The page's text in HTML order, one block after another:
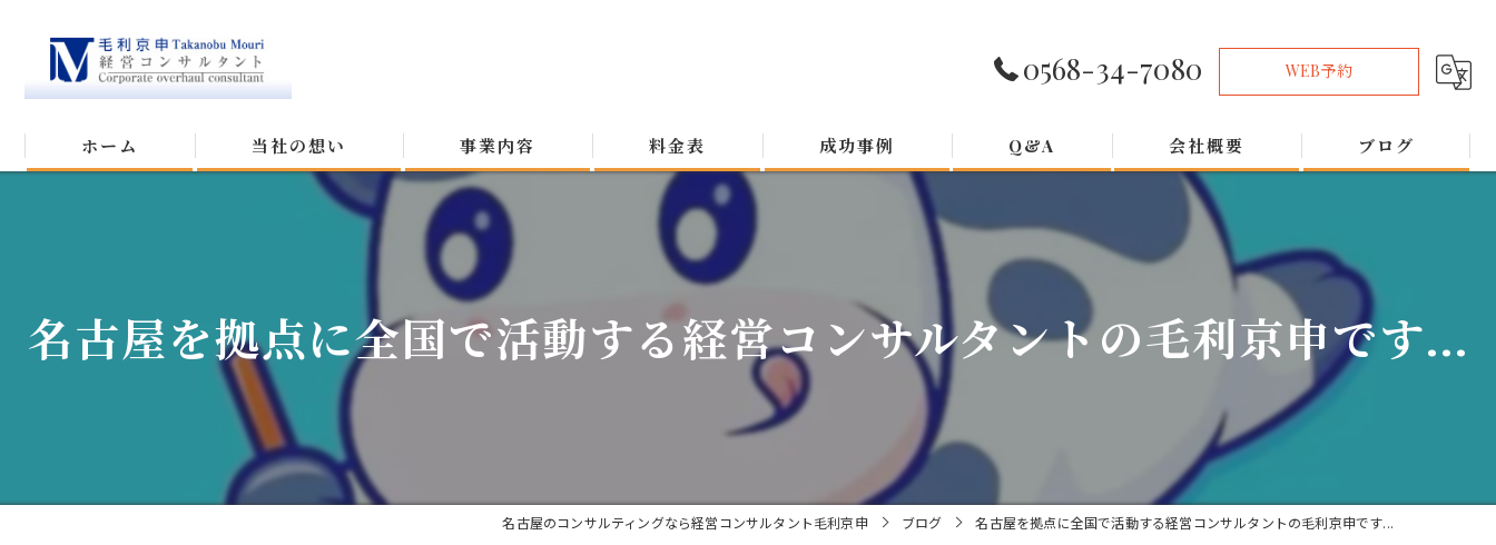
0568-34-7080 WEB予約
ホーム 当社の想い 事業内容 料金表 成功事例 Q&A 会社概要 ブログ
名古屋を拠点に全国で活動する経営コンサルタントの毛利京申です...
名古屋のコンサルティングなら経営コンサルタント毛利京申 ブログ 名古屋を拠点に全国で活動する経営コンサルタントの毛利京申です...